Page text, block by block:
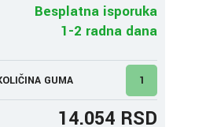
Besplatna isporuka
1-2 radna dana
GUMA 1
14.054 RSD